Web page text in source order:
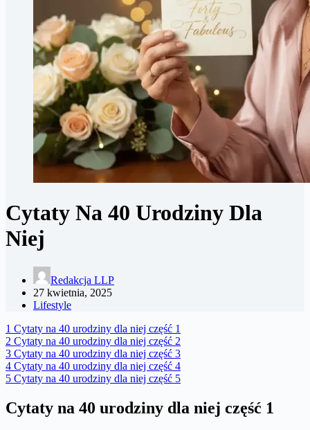
Cytaty Na 40 Urodziny Dla
Niej
Redakcja LLP
27 kwietnia, 2025
Lifestyle
1 Cytaty na 40 urodziny dla niej część 1
2 Cytaty na 40 urodziny dla niej część 2
3 Cytaty na 40 urodziny dla niej część 3
4 Cytaty na 40 urodziny dla niej część 4
5 Cytaty na 40 urodziny dla niej część 5
Cytaty na 40 urodziny dla niej część 1